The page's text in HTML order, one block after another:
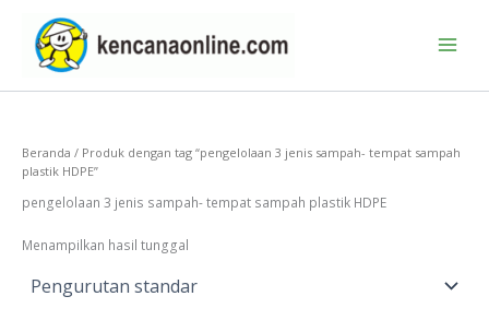
konten
Beranda / Produk dengan tag “pengelolaan 3 jenis sampah- tempat sampah
plastik HDPE”
pengelolaan 3 jenis sampah- tempat sampah plastik HDPE
Menampilkan hasil tunggal